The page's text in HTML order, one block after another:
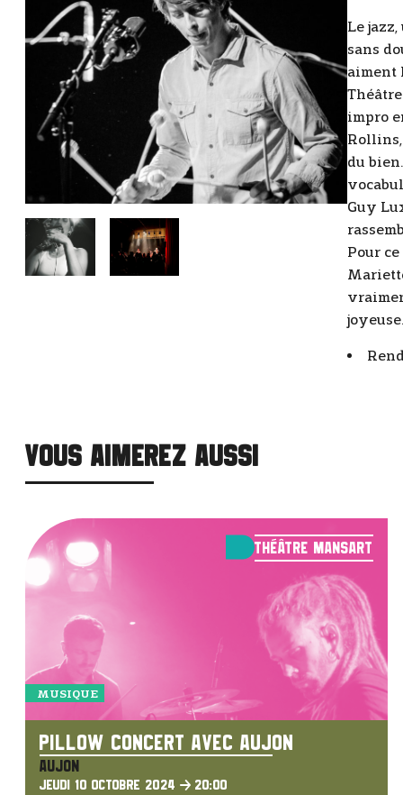
Le
sans
aiment
impro
du
Guy
Pour
VOUS AIMEREZ AUSSI
Théâtre Mansart
MUSIQUE
PILLOW CONCERT AVEC AUJON
AUJON
JEUDI 10 OCTOBRE 2024 20:00